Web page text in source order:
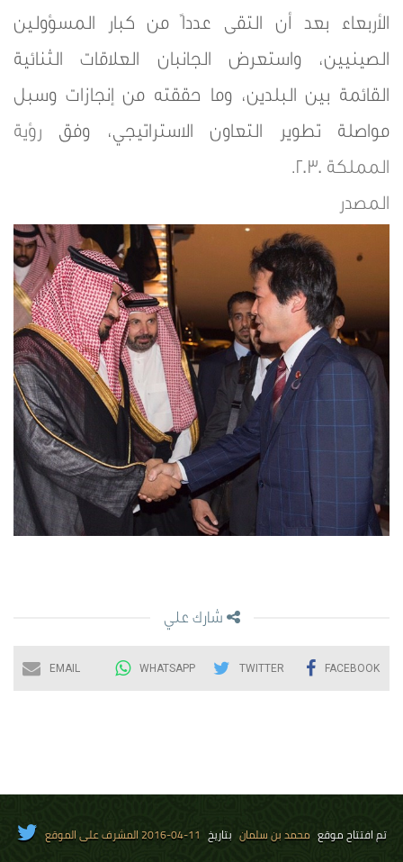
الأربعاء بعد أن التقى عدداً من كبار المسؤولين
الصينيين، واستعرض الجانبان العلاقات الثنائية
القائمة بين البلدين، وما حققته من إنجازات وسبل
مواصلة تطوير التعاون الاستراتيجي، وفق رؤية
المملكة 2030
.
المصدر
شارك علي
FACEBOOK
TWITTER
WHATSAPP
EMAIL
تم افتتاح موقع محمد بن سلمان بتاريخ 11-04-2016 المشرف على الموقع